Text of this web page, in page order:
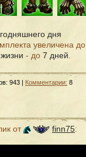
дня
увеличена до
- до 7 дней
943 | Комментарии: 8
от finn75: